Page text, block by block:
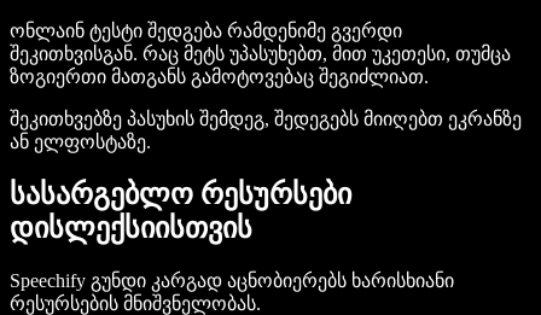
ონლაინ ტესტი შედგება რამდენიმე გვერდი
შეკითხვისგან. რაც მეტს უპასუხებთ, მით უკეთესი, თუმცა
ზოგიერთი მათგანს გამოტოვებაც შეგიძლიათ.
შეკითხვებზე პასუხის შემდეგ, შედეგებს მიიღებთ ეკრანზე
ან ელფოსტაზე.
სასარგებლო რესურსები
დისლექსიისთვის
Speechify გუნდი კარგად აცნობიერებს ხარისხიანი
რესურსების მნიშვნელობას.